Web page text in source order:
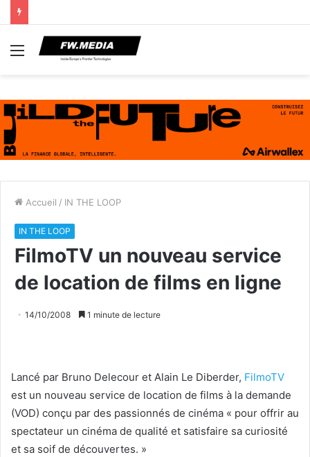
Menu
Accueil / IN THE LOOP
IN THE LOOP
FilmoTV un nouveau service
de location de films en ligne
14/10/2008 1 minute de lecture
Lancé par Bruno Delecour et Alain Le Diberder, FilmoTV
est un nouveau service de location de films à la demande
(VOD) conçu par des passionnés de cinéma « pour offrir au
spectateur un cinéma de qualité et satisfaire sa curiosité
et sa soif de découvertes. »